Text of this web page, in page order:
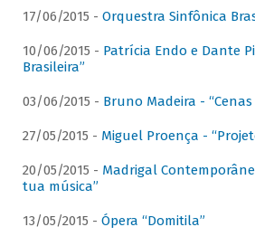
17/06/2015 - Orquestra Sinfônica
10/06/2015 - Patrícia Endo e Dante
Brasileira”
03/06/2015 - Bruno Madeira -
27/05/2015 - Miguel Proença -
20/05/2015 - Madrigal
tua música”
13/05/2015 - Ópera “Domitila”